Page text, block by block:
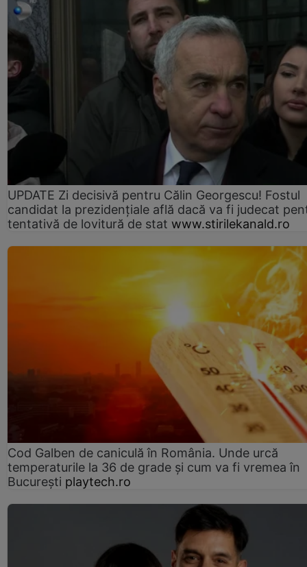
UPDATE Zi decisivă pentru Călin Georgescu! Fostul
candidat la prezidențiale află dacă va fi judecat
tentativă de lovitură de stat www.stirilekanald.ro
Cod Galben de caniculă în România. Unde urcă
temperaturile la 36 de grade și cum va fi vremea în
București playtech.ro